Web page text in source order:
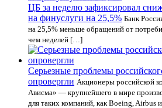
ЦБ за неделю зафиксировал
на финуслуги на 25,5% Банк
на 25,5% меньше обращений от
чем неделей […]
Серьезные проблемы
опровергли Акционеры российской
Ависма» — крупнейшего в мире
для таких компаний, как Boeing, Airbus